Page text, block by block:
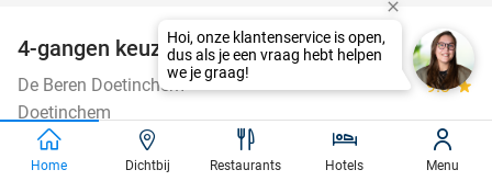
46%
4-gangen keuzediner bij De Beren
De Beren Doetinchem 9.3star
Doetinchem
Verkocht: 311
Regulier ,70
Home Dichtbij Restaurants Hotels Menu